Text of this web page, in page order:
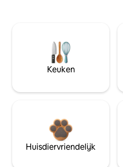
Keuken
Huisdiervriendelijk